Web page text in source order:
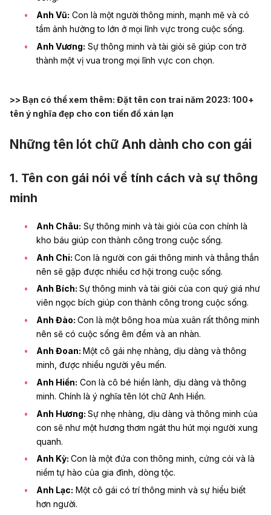
Anh Vũ: Con là một người thông minh, mạnh mẽ và có
tầm ảnh hưởng to lớn ở mọi lĩnh vực trong cuộc sống.
Anh Vương: Sự thông minh và tài giỏi sẽ giúp con trở
thành một vị vua trong mọi lĩnh vực con chọn.
>> Bạn có thể xem thêm: Đặt tên con trai năm 2023: 100+
tên ý nghĩa đẹp cho con tiền đồ xán lạn
Những tên lót chữ Anh dành cho con gái
1. Tên con gái nói về tính cách và sự thông
minh
Anh Châu: Sự thông minh và tài giỏi của con chính là
kho báu giúp con thành công trong cuộc sống.
Anh Chi: Con là người con gái thông minh và thẳng thắn
nên sẽ gặp được nhiều cơ hội trong cuộc sống.
Anh Bích: Sự thông minh và tài giỏi của con quý giá như
viên ngọc bích giúp con thành công trong cuộc sống.
Anh Đào: Con là một bông hoa mùa xuân rất thông minh
nên sẽ có cuộc sống êm đềm và an nhàn.
Anh Đoan: Một cô gái nhẹ nhàng, dịu dàng và thông
minh, được nhiều người yêu mến.
Anh Hiền: Con là cô bé hiền lành, dịu dàng và thông
minh. Chính là ý nghĩa tên lót chữ Anh Hiền.
Anh Hương: Sự nhẹ nhàng, dịu dàng và thông minh của
con sẽ như một hương thơm ngát thu hút mọi người xung
quanh.
Anh Kỳ: Con là một đứa con thông minh, cứng cỏi và là
niềm tự hào của gia đình, dòng tộc.
Anh Lạc: Một cô gái có trí thông minh và sự hiểu biết
hơn người.